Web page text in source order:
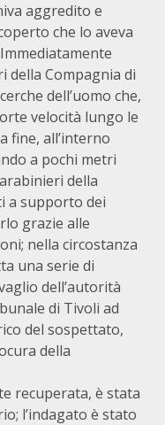
aggredito e
che lo aveva
della Compagnia di
dell’uomo che,
velocità lungo le
fine, all’interno
a pochi metri
della
a supporto dei
grazie alle
nella circostanza
una serie di
dell’autorità
di Tivoli ad
del sospettato,
della
recuperata, è stata
l’indagato è stato